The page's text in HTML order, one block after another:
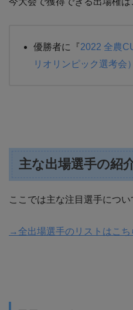
優勝者に『2022 全農
リオリンピック選考会）
主な出場選手の紹
ここでは主な注目選手につい
→全出場選手のリストはこち